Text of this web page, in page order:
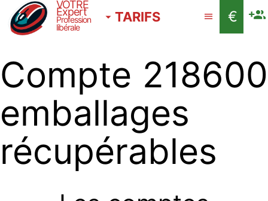
VOTRE
Expert
Profession
libérale
TARIFS €
Compte 218600
emballages
récupérables